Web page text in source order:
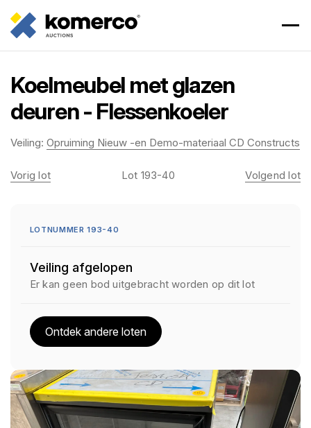
Koelmeubel met glazen
deuren - Flessenkoeler
Veiling: Opruiming Nieuw -en Demo-materiaal CD Constructs
Vorig lot Lot 193-40 Volgend lot
LOTNUMMER 193-40
Veiling afgelopen
Er kan geen bod uitgebracht worden op dit lot
Ontdek andere loten